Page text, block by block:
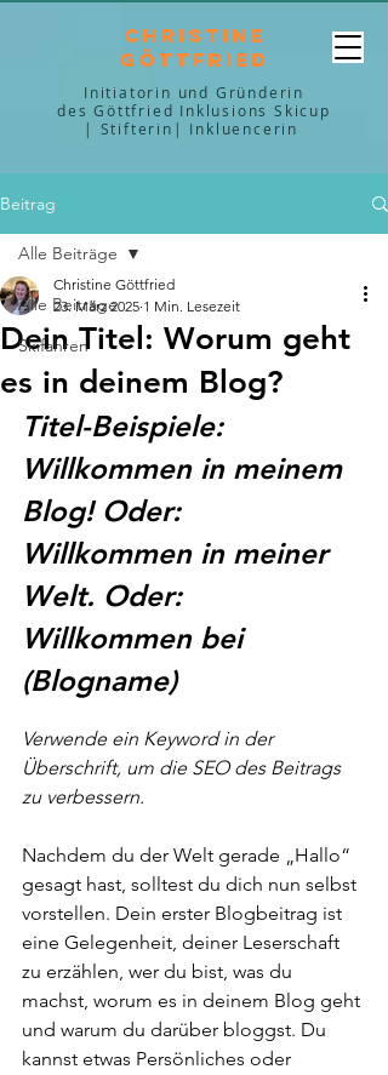
Christine
Göttfried
Initiatorin und Gründerin
des Göttfried Inklusions Skicup
| Stifterin| Inkluencerin
Beitrag
Alle Beiträge
Skifahren
Alle Beiträge
Dein Titel: Worum geht
es in deinem Blog?
Christine Göttfried
23. März 2025 1 Min. Lesezeit
Titel-Beispiele:
Willkommen in meinem
Blog! Oder:
Willkommen in meiner
Welt. Oder:
Willkommen bei
(Blogname)
Verwende ein Keyword in der
Überschrift, um die SEO des Beitrags
zu verbessern.
Nachdem du der Welt gerade „Hallo“
gesagt hast, solltest du dich nun selbst
vorstellen. Dein erster Blogbeitrag ist
eine Gelegenheit, deiner Leserschaft
zu erzählen, wer du bist, was du
machst, worum es in deinem Blog geht
und warum du darüber bloggst. Du
kannst etwas Persönliches oder